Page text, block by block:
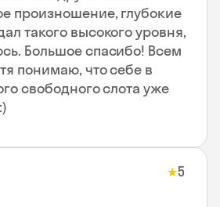
произношение, глубокие
такого высокого уровня,
Большое спасибо! Всем
понимаю, что себе в
свободного слота уже
★5